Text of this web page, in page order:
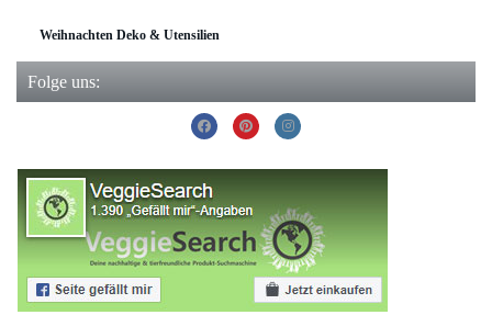
Weihnachten Deko & Utensilien
Folge uns: